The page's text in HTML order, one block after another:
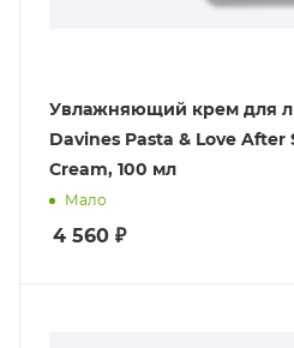
Увлажняющий крем для
Davines Pasta & Love
Cream, 100 мл
Мало
4 560 ₽